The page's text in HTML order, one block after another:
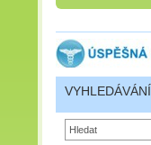
VYHLEDÁVÁNÍ